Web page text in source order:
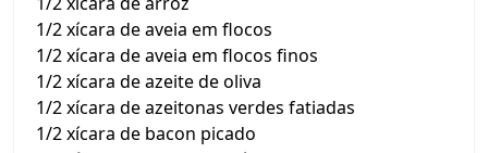
1/2 xícara de aveia em flocos
1/2 xícara de aveia em flocos finos
1/2 xícara de azeite de oliva
1/2 xícara de azeitonas verdes fatiadas
1/2 xícara de bacon picado